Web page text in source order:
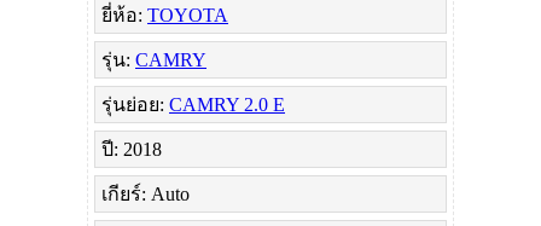
ยี่ห้อ: TOYOTA
รุ่น: CAMRY
รุ่นย่อย: CAMRY 2.0 E
ปี: 2018
เกียร์: Auto